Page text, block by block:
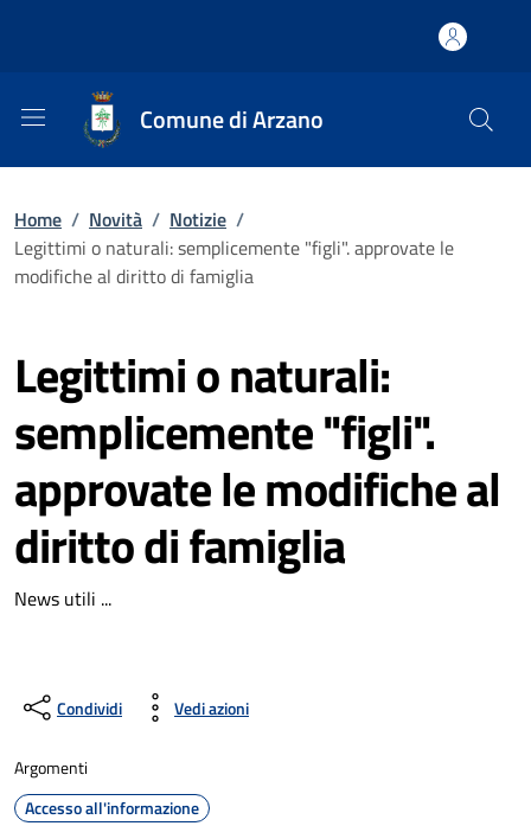
Comune di Arzano
Home / Novità / Notizie /
Legittimi o naturali: semplicemente "figli". approvate le
modifiche al diritto di famiglia
Legittimi o naturali:
semplicemente "figli".
approvate le modifiche al
diritto di famiglia
News utili ...
Condividi Vedi azioni
Argomenti
Accesso all'informazione